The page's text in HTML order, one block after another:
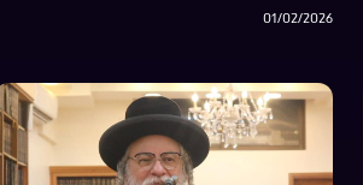
01/02/2026